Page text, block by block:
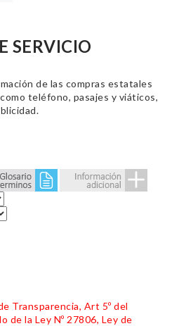
SERVICIO
de las compras estatales
teléfono, pasajes y viáticos,
Transparencia, Art 5º del
de la Ley Nº 27806, Ley de